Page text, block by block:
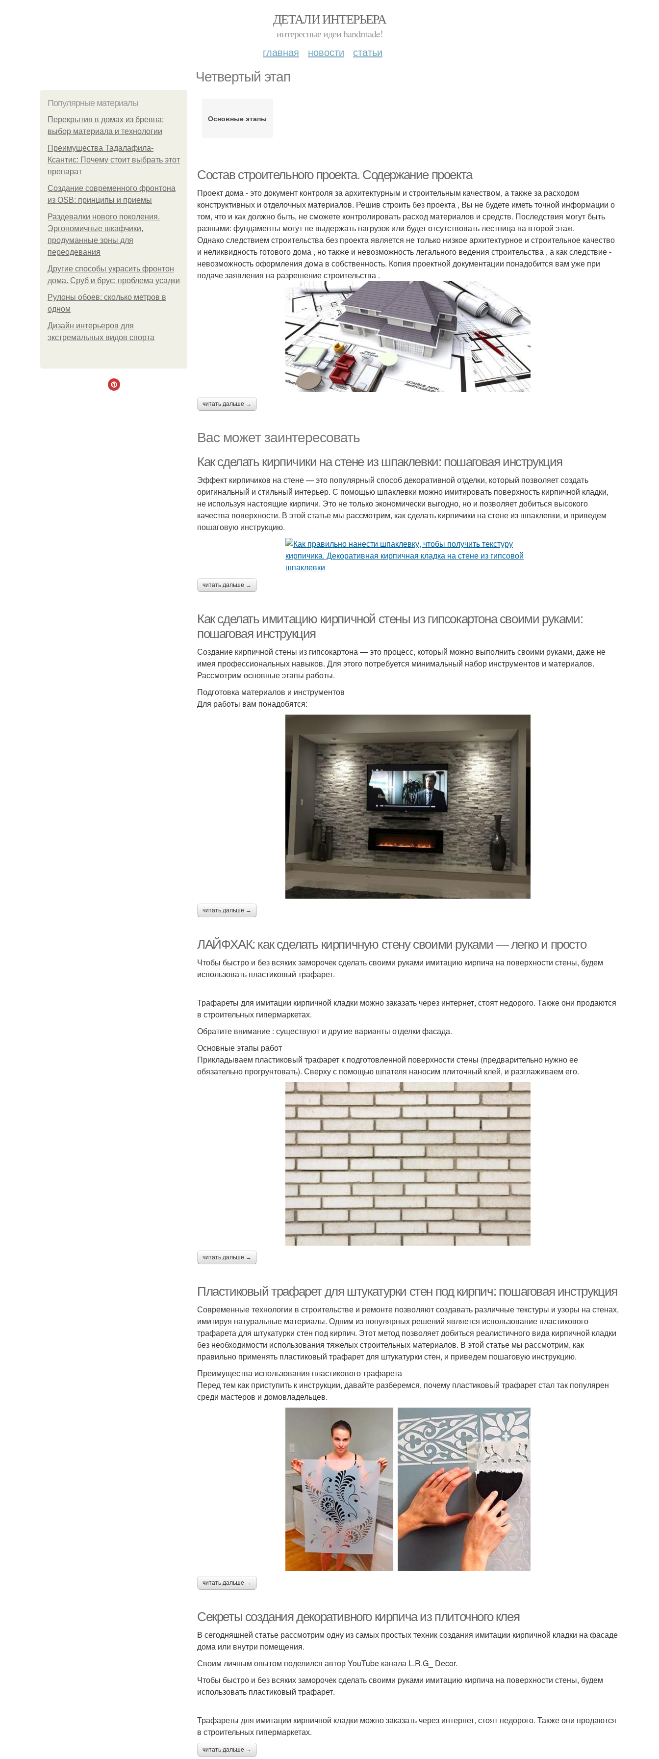
ДЕТАЛИ ИНТЕРЬЕРА
интересные идеи handmade!
главная новости статьи
Четвертый этап
Популярные материалы
Перекрытия в домах из бревна:
выбор материала и технологии
Преимущества Тадалафила-
Ксантис: Почему стоит выбрать этот
препарат
Создание современного фронтона
из OSB: принципы и приемы
Раздевалки нового поколения.
Эргономичные шкафчики,
продуманные зоны для
переодевания
Другие способы украсить фронтон
дома. Сруб и брус: проблема усадки
Рулоны обоев: сколько метров в
одном
Дизайн интерьеров для
экстремальных видов спорта
Основные этапы
Состав строительного проекта. Содержание проекта
Проект дома - это документ контроля за архитектурным и строительным качеством, а также за расходом
конструктивных и отделочных материалов. Решив строить без проекта , Вы не будете иметь точной информации о
том, что и как должно быть, не сможете контролировать расход материалов и средств. Последствия могут быть
разными: фундаменты могут не выдержать нагрузок или будет отсутствовать лестница на второй этаж.
Однако следствием строительства без проекта является не только низкое архитектурное и строительное качество
и неликвидность готового дома , но также и невозможность легального ведения строительства , а как следствие -
невозможность оформления дома в собственность. Копия проектной документации понадобится вам уже при
подаче заявления на разрешение строительства .
читать дальше →
Вас может заинтересовать
Как сделать кирпичики на стене из шпаклевки: пошаговая инструкция
Эффект кирпичиков на стене — это популярный способ декоративной отделки, который позволяет создать
оригинальный и стильный интерьер. С помощью шпаклевки можно имитировать поверхность кирпичной кладки,
не используя настоящие кирпичи. Это не только экономически выгодно, но и позволяет добиться высокого
качества поверхности. В этой статье мы рассмотрим, как сделать кирпичики на стене из шпаклевки, и приведем
пошаговую инструкцию.
читать дальше →
Как сделать имитацию кирпичной стены из гипсокартона своими руками:
пошаговая инструкция
Создание кирпичной стены из гипсокартона — это процесс, который можно выполнить своими руками, даже не
имея профессиональных навыков. Для этого потребуется минимальный набор инструментов и материалов.
Рассмотрим основные этапы работы.
Подготовка материалов и инструментов
Для работы вам понадобятся:
читать дальше →
ЛАЙФХАК: как сделать кирпичную стену своими руками — легко и просто
Чтобы быстро и без всяких заморочек сделать своими руками имитацию кирпича на поверхности стены, будем
использовать пластиковый трафарет.
Трафареты для имитации кирпичной кладки можно заказать через интернет, стоят недорого. Также они продаются
в строительных гипермаркетах.
Обратите внимание : существуют и другие варианты отделки фасада.
Основные этапы работ
Прикладываем пластиковый трафарет к подготовленной поверхности стены (предварительно нужно ее
обязательно прогрунтовать). Сверху с помощью шпателя наносим плиточный клей, и разглаживаем его.
читать дальше →
Пластиковый трафарет для штукатурки стен под кирпич: пошаговая инструкция
Современные технологии в строительстве и ремонте позволяют создавать различные текстуры и узоры на стенах,
имитируя натуральные материалы. Одним из популярных решений является использование пластикового
трафарета для штукатурки стен под кирпич. Этот метод позволяет добиться реалистичного вида кирпичной кладки
без необходимости использования тяжелых строительных материалов. В этой статье мы рассмотрим, как
правильно применять пластиковый трафарет для штукатурки стен, и приведем пошаговую инструкцию.
Преимущества использования пластикового трафарета
Перед тем как приступить к инструкции, давайте разберемся, почему пластиковый трафарет стал так популярен
среди мастеров и домовладельцев.
читать дальше →
Секреты создания декоративного кирпича из плиточного клея
В сегодняшней статье рассмотрим одну из самых простых техник создания имитации кирпичной кладки на фасаде
дома или внутри помещения.
Своим личным опытом поделился автор YouTube канала L.R.G_ Decor.
Чтобы быстро и без всяких заморочек сделать своими руками имитацию кирпича на поверхности стены, будем
использовать пластиковый трафарет.
Трафареты для имитации кирпичной кладки можно заказать через интернет, стоят недорого. Также они продаются
в строительных гипермаркетах.
читать дальше →